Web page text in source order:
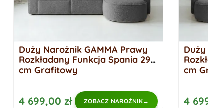
Duży Narożnik GAMMA Prawy
Rozkładany Funkcja Spania 299
cm Grafitowy
4 699,00 zł ZOBACZ NAROŻNIK
Duży
cm
4